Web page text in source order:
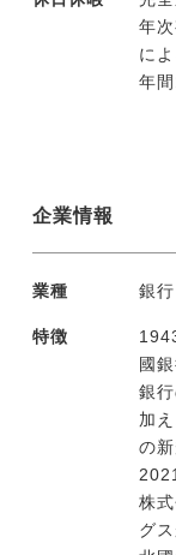
年
に
年
企業情報
業種 銀行
特徴
國
銀
加
の
株
グス